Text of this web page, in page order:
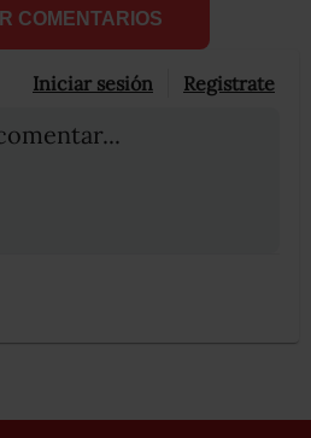
COMENTARIOS
Iniciar sesión Registrate